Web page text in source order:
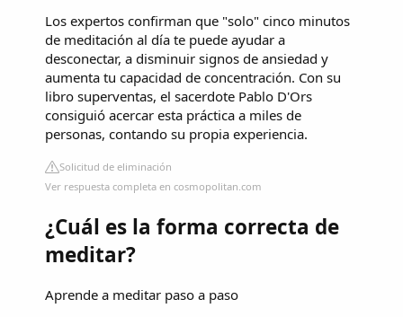
Los expertos confirman que "solo" cinco minutos
de meditación al día te puede ayudar a
desconectar, a disminuir signos de ansiedad y
aumenta tu capacidad de concentración. Con su
libro superventas, el sacerdote Pablo D'Ors
consiguió acercar esta práctica a miles de
personas, contando su propia experiencia.
Solicitud de eliminación
Ver respuesta completa en cosmopolitan.com
¿Cuál es la forma correcta de
meditar?
Aprende a meditar paso a paso